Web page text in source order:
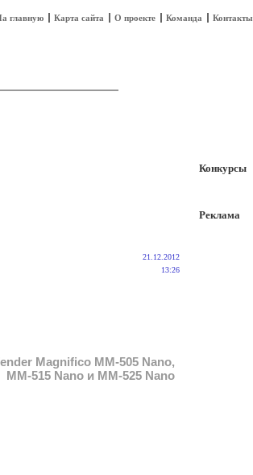
главную Карта сайта О проекте Команда Контакты
Magnifico MM-505 Nano,
MM-515 Nano и MM-525 Nano
21.12.2012
13:26
Конкурсы
Реклама